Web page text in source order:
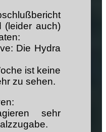
(leider auch)
Die Hydra
ist keine
zu sehen.
sehr